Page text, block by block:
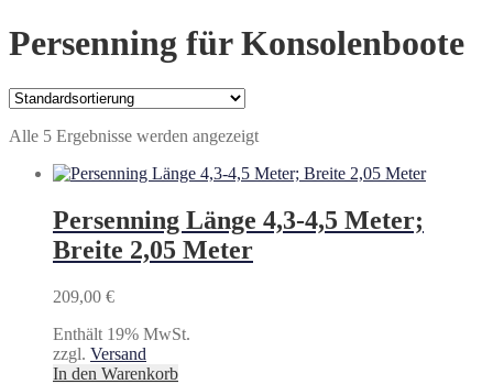
Persenning für Konsolenboote
Alle 5 Ergebnisse werden angezeigt
Persenning Länge 4,3-4,5 Meter;
Breite 2,05 Meter
209,00 €
Enthält 19% MwSt.
zzgl. Versand
In den Warenkorb